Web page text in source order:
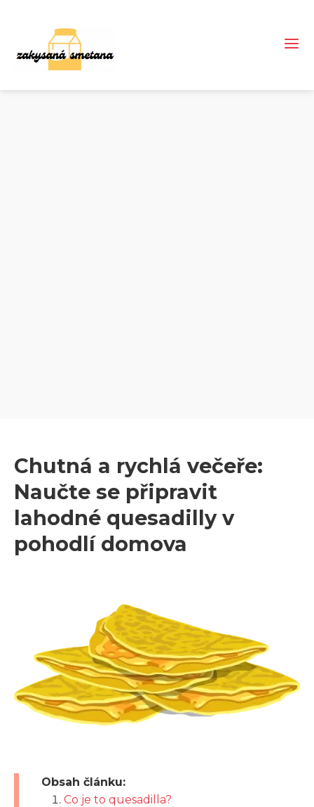
Chutná a rychlá večeře:
Naučte se připravit
lahodné quesadilly v
pohodlí domova
Obsah článku:
Co je to quesadilla?